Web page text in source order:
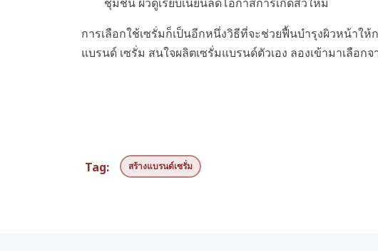
ชุ่มชื้น ผิวดูเรียบเนียนลดโอกาสการเกิดสิวใหม่
การเลือกใช้เซรั่มก็เป็นอีกหนึ่งวิธีที่จะช่วยฟื้นบำรุงผิวหน้าใ
แบรนด์ เซรั่ม สนใจผลิตเซรั่มแบรนด์ตัวเอง ลองเข้ามาเลือก
Tag: สร้างแบรนด์เซรั่ม